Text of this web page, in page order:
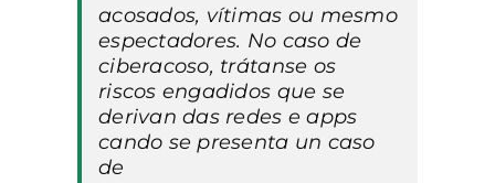
acosados, vítimas ou mesmo
espectadores. No caso de
ciberacoso, trátanse os
riscos engadidos que se
derivan das redes e apps
cando se presenta un caso
de